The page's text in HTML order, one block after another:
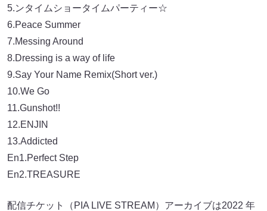
5.ンタイムショータイムパーティー☆
6.Peace Summer
7.Messing Around
8.Dressing is a way of life
9.Say Your Name Remix(Short ver.)
10.We Go
11.Gunshot!!
12.ENJIN
13.Addicted
En1.Perfect Step
En2.TREASURE
配信チケット（PIA LIVE STREAM）アーカイブは2022 年